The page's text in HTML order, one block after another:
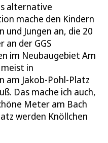
alternative
mache den Kindern
und Jungen an, die 20
an der GGS
im Neubaugebiet Am
in
am Jakob-Pohl-Platz
Das mache ich auch,
Meter am Bach
werden Knöllchen